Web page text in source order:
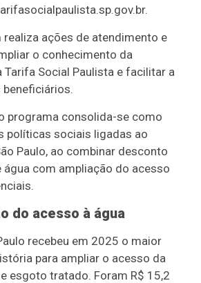
realiza ações de atendimento e
o conhecimento da
Tarifa Social Paulista e facilitar a
programa consolida-se como
políticas sociais ligadas ao
Paulo, ao combinar desconto
com ampliação do acesso
do acesso à água
recebeu em 2025 o maior
para ampliar o acesso da
esgoto tratado. Foram R$ 15,2